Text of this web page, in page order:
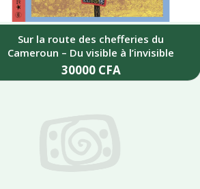
Sur la route des chefferies du
Cameroun – Du visible à l’invisible
30000 CFA